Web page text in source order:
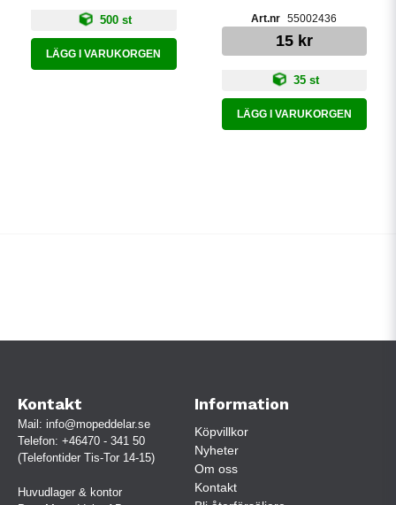
500 st
LÄGG I VARUKORGEN
55002436
15 kr
35 st
LÄGG I VARUKORGEN
Kontakt
Mail: info@mopeddelar.se
Telefon: +46470 - 341 50
(Telefontider Tis-Tor 14-15)
Huvudlager & kontor
Information
Köpvillkor
Nyheter
Om oss
Kontakt